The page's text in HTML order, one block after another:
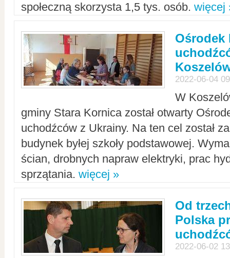
społeczną skorzysta 1,5 tys. osób. więcej
Ośrodek
2022-06-04
W
gminy Stara Kornica został otwarty
uchodźców z Ukrainy. Na ten cel został
budynek byłej szkoły podstawowej.
ścian, drobnych napraw elektryki, prac
sprzątania. więcej »
Od
Polska
2022-06-02